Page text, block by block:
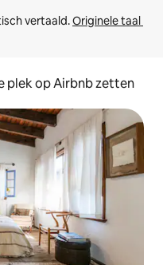
vertaald. Originele taal
plek op Airbnb zetten